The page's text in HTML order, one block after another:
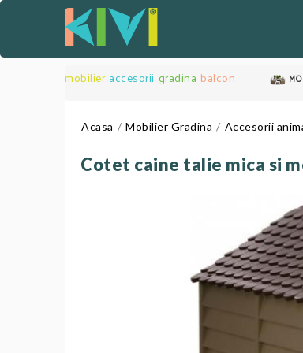
mobilier accesorii gradina balcon
Acasa Mobilier Gradina Accesorii
Cotet caine talie mica si